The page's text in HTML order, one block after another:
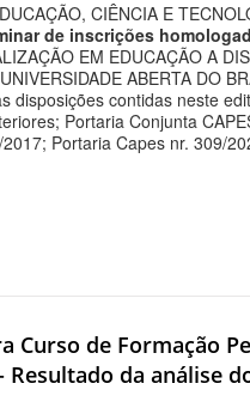
CIÊNCIA E
de inscrições
EM EDUCAÇÃO A
ABERTA DO
disposições contidas neste
Portaria Conjunta
Portaria Capes nr. 309/
Curso de Formação
Resultado da análise